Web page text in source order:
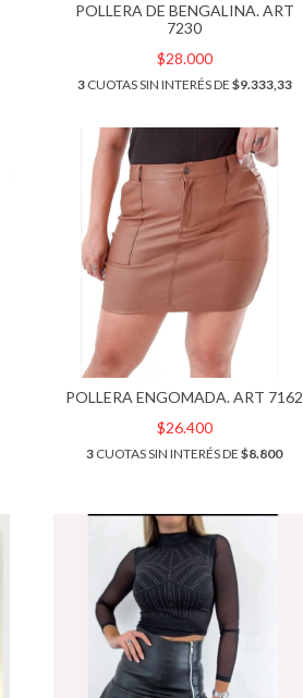
POLLERA DE BENGALINA. ART
7230
$28.000
3CUOTAS SIN INTERÉS DE $9.333,33
POLLERA ENGOMADA. ART 7162
$26.400
3 CUOTAS SIN INTERÉS DE$8.800